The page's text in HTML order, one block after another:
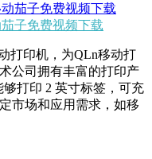
子免费视频下载
印机，为QLn移动打
术公司拥有丰富的打印产
打印 2 英寸标签，可充
和应用需求，如移